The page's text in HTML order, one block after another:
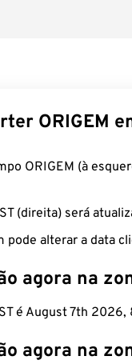
ORIGEM
ORIGEM (à
(direita) será
pode alterar a data
agora na
é August 7th
agora na